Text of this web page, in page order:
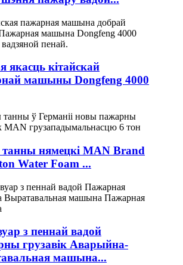
якасць кітайскай
машыны Dongfeng 4000
нямецкі MAN Brand
Water Foam ...
з пеннай вадой
грузавік Аварыйна-
машына...